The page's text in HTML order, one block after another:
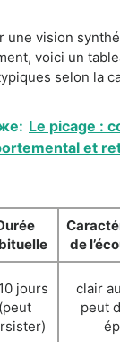
une vision
voici un
selon la
Le picage :
et
de
jours
(peut
clair
peut